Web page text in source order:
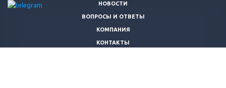
НОВОСТИ
ВОПРОСЫ И ОТВЕТЫ
КОМПАНИЯ
КОНТАКТЫ